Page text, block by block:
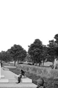
for the